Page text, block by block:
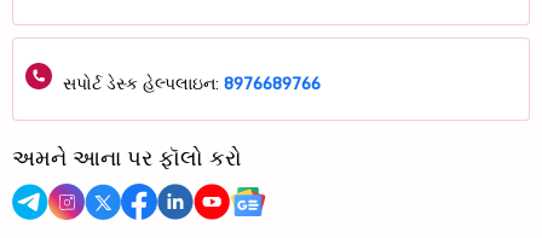
સપોર્ટ ડેસ્ક હેલ્પલાઇન: 8976689766
અમને આના પર ફૉલો કરો